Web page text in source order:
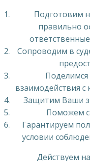
Подготовим
правильно
Сопроводим в
взаимодействия
Защитим Ваши
Поможем
Гарантируем
условии
Действуем